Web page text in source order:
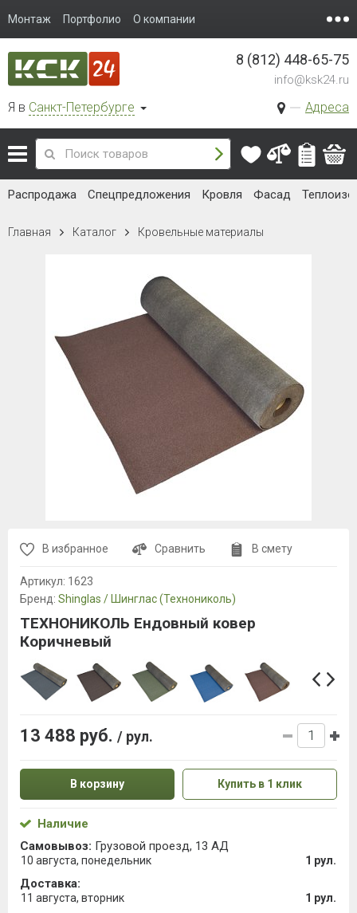
Монтаж Портфолио О компании
Я в Санкт-Петербурге Адреса
8 (812) 448-65-75
info@ksk24.ru
Распродажа Спецпредложения Кровля Фасад
Главная Каталог Кровельные материалы
В избранное Сравнить В смету
Артикул: 1623
Бренд: Shinglas / Шинглас (Технониколь)
ТЕХНОНИКОЛЬ Ендовный ковер
Коричневый
13 488 руб. / рул.
В корзину Купить в 1 клик
Наличие
Самовывоз: Грузовой проезд, 13 АД
10 августа, понедельник 1 рул.
Доставка:
11 августа, вторник 1 рул.